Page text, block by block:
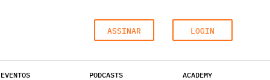
ASSINAR LOGIN
EVENTOS PODCASTS ACADEMY